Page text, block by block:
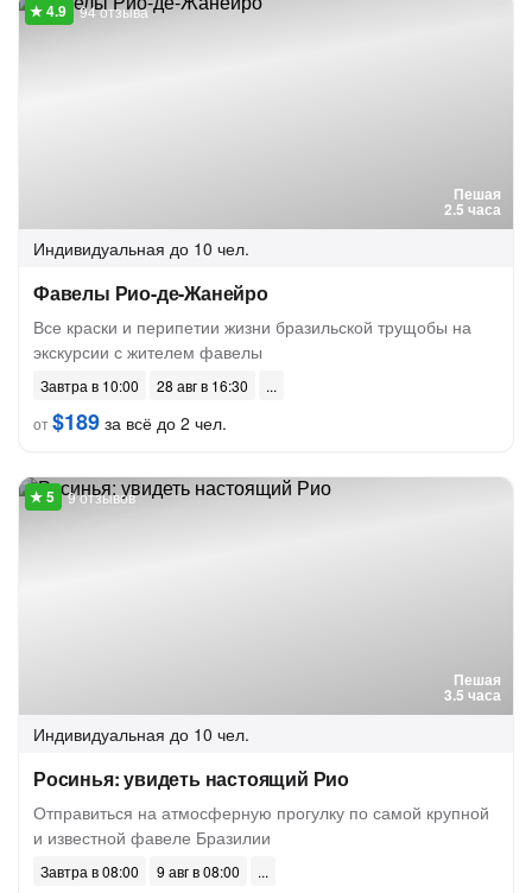
Пешая
2.5 часа
94 отзыва
Индивидуальная до 10 чел.
Фавелы Рио-де-Жанейро
Все краски и перипетии жизни бразильской трущобы на
экскурсии с жителем фавелы
Завтра в 10:00
28 авг в 16:30
от$189 за всё до 2 чел.
Пешая
3.5 часа
9 отзывов
Индивидуальная до 10 чел.
Росинья: увидеть настоящий Рио
Отправиться на атмосферную прогулку по самой крупной
и известной фавеле Бразилии
Завтра в 08:00
9 авг в 08:00